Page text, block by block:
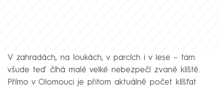
V zahradách, na loukách, v parcích i v lese – tam
všude teď číhá malé velké nebezpečí zvané klíště.
Přímo v Olomouci je přitom aktuálně počet klíšťat